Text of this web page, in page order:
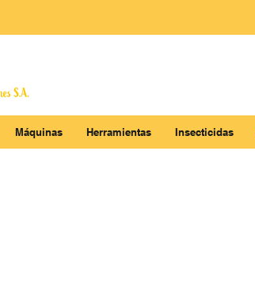
Máquinas Herramientas Insecticidas